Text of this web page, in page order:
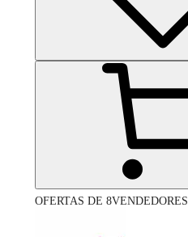
OFERTAS DE 8VENDEDORES